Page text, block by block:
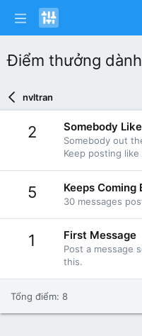
Điểm thưởng
nvltran
2 Somebody
Somebody out
Keep posting
5 Keeps Coming
30 messages
1 First Message
Post a message
this.
Tổng điểm: 8